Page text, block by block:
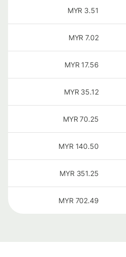
3.51
MYR
7.02
MYR
17.56
MYR
35.12
MYR
70.25
MYR
140.50
MYR
351.25
MYR
702.49
MYR